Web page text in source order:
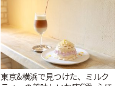
東京&横浜で見つけた、ミルク